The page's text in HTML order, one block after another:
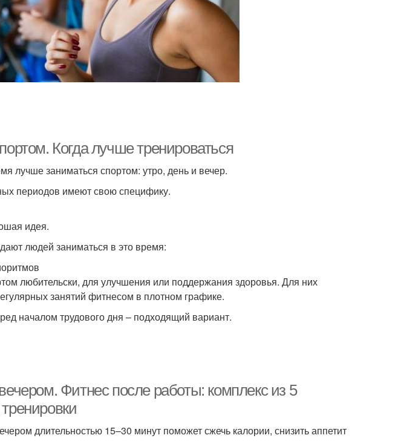
Когда лучше тренироваться
лучше заниматься спортом: утро, день и вечер.
периодов имеют свою специфику.
идея.
людей заниматься в это время:
любительски, для улучшения или поддержания здоровья. Для них
занятий фитнесом в плотном графике.
началом трудового дня – подходящий вариант.
Фитнес после работы: комплекс из 5
длительностью 15–30 минут поможет сжечь калории, снизить аппетит